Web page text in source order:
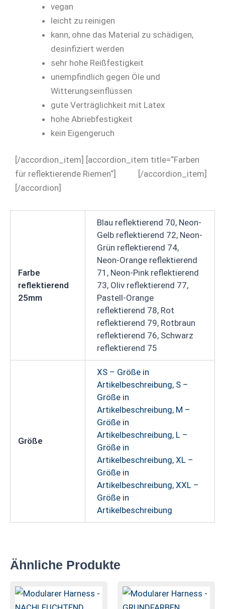
vegan
leicht zu reinigen
kann, ohne das Material zu schädigen,
desinfiziert werden
sehr hohe Reißfestigkeit
unempfindlich gegen Öle und
Witterungseinflüssen
gute Verträglichkeit mit Latex
hohe Abriebfestigkeit
kein Eigengeruch
[/accordion_item] [accordion_item title=“Farben
für reflektierende Riemen“]
[/accordion_item]
[/accordion]
Farbe
reflektierend
25mm
Blau reflektierend 70, Neon-
Gelb reflektierend 72, Neon-
Grün reflektierend 74,
Neon-Orange reflektierend
71, Neon-Pink reflektierend
73, Oliv reflektierend 77,
Pastell-Orange
reflektierend 78, Rot
reflektierend 79, Rotbraun
reflektierend 76, Schwarz
reflektierend 75
Größe
XS – Größe in
Artikelbeschreibung, S –
Größe in
Artikelbeschreibung, M –
Größe in
Artikelbeschreibung, L –
Größe in
Artikelbeschreibung, XL –
Größe in
Artikelbeschreibung, XXL –
Größe in
Artikelbeschreibung
Ähnliche Produkte
Dieses
Produkt